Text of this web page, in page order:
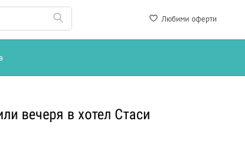
Любими оферти
вечеря в хотел Стаси